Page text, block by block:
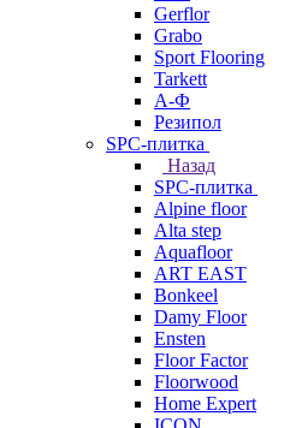
Gerflor
Grabo
Sport Flooring
Tarkett
А-Ф
Резипол
SPC-плитка
Назад
SPC-плитка
Alpine floor
Alta step
Aquafloor
ART EAST
Bonkeel
Damy Floor
Ensten
Floor Factor
Floorwood
Home Expert